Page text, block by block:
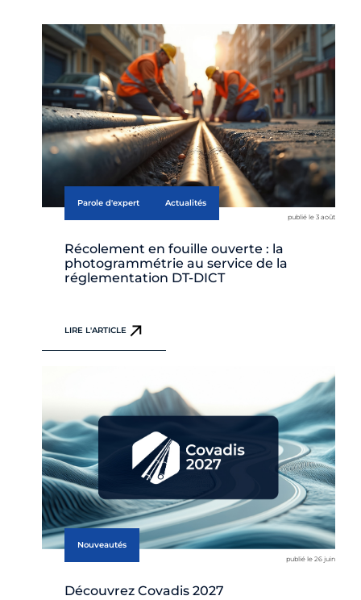
Parole d'expert Actualités
publié le 3 août
Récolement en fouille ouverte : la
photogrammétrie au service de la
réglementation DT-DICT
LIRE L'ARTICLE
Nouveautés
publié le 26 juin
Découvrez Covadis 2027